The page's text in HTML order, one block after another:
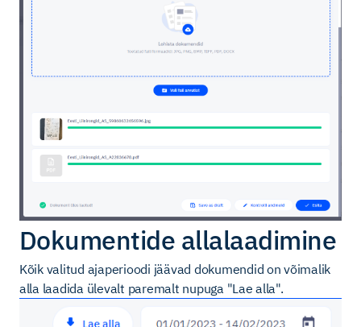
Dokumentide allalaadimine
Kõik valitud ajaperioodi jäävad dokumendid on võimalik
alla laadida ülevalt paremalt nupuga "Lae alla".